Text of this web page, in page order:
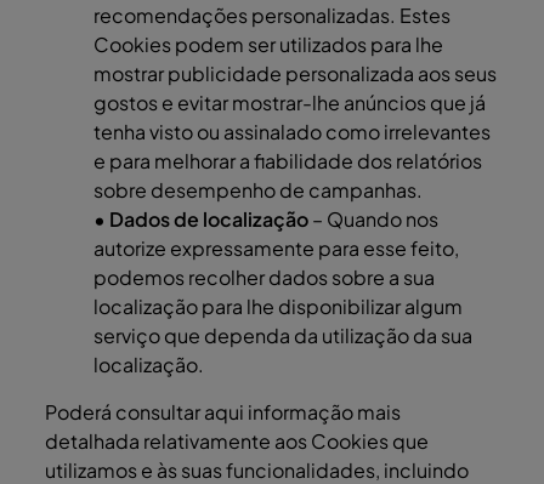
recomendações personalizadas. Estes
Cookies podem ser utilizados para lhe
mostrar publicidade personalizada aos seus
gostos e evitar mostrar-lhe anúncios que já
tenha visto ou assinalado como irrelevantes
e para melhorar a fiabilidade dos relatórios
sobre desempenho de campanhas.
• Dados de localização– Quando nos
autorize expressamente para esse feito,
podemos recolher dados sobre a sua
localização para lhe disponibilizar algum
serviço que dependa da utilização da sua
localização.
Poderá consultar aqui informação mais
detalhada relativamente aos Cookies que
utilizamos e às suas funcionalidades, incluindo